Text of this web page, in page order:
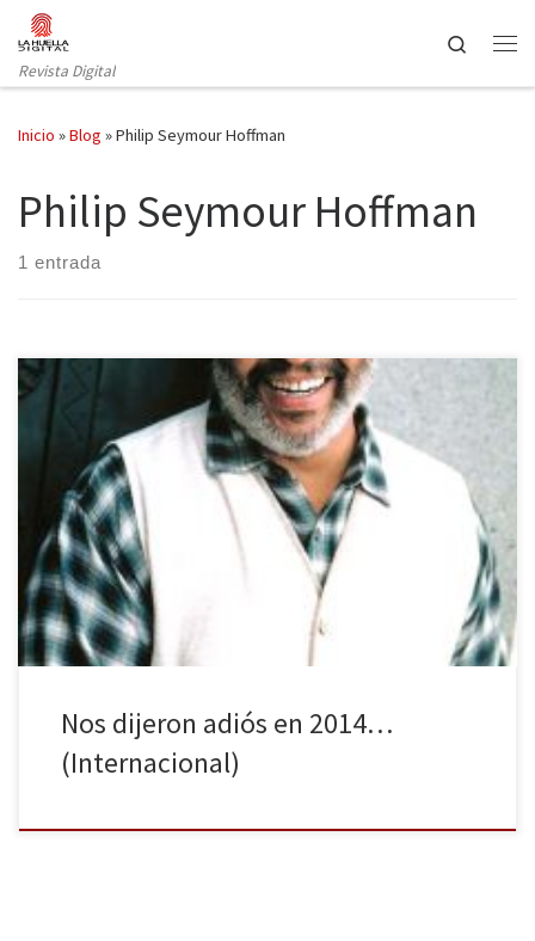
Saltar al contenido
Revista Digital
Search
Inicio »Blog »Philip Seymour Hoffman
Philip Seymour Hoffman
1 entrada
Como bien sabéis, hace unos días hacíamos un balance a los
personajes televisivos que habían fallecido en 2014 a nivel
nacional, así que hoy es el turno de hacer un repaso a los actores
famosos en el ámbito internacional que nos han dejado en el
último año, conocidos tanto en la […]
Nos dijeron adiós en 2014…
(Internacional)